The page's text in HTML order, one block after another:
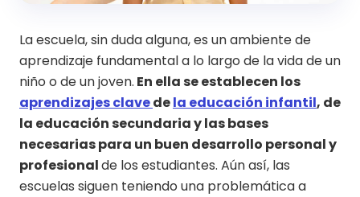
La escuela, sin duda alguna, es un ambiente de
aprendizaje fundamental a lo largo de la vida de un
niño o de un joven. En ella se establecen los
aprendizajes clavedela educación infantil, de
la educación secundaria y las bases
necesarias para un buen desarrollo personal y
profesionalde los estudiantes. Aún así, las
escuelas siguen teniendo una problemática a